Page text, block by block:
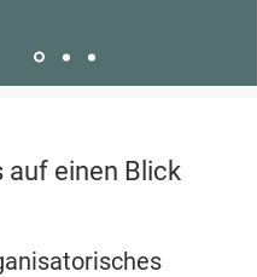
auf einen Blick